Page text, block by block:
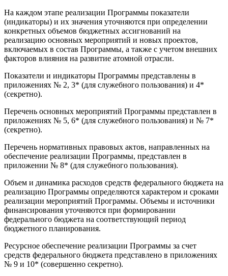
На каждом этапе реализации Программы показатели
(индикаторы) и их значения уточняются при определении
конкретных объемов бюджетных ассигнований на
реализацию основных мероприятий и новых проектов,
включаемых в состав Программы, а также с учетом внешних
факторов влияния на развитие атомной отрасли.
Показатели и индикаторы Программы представлены в
приложениях № 2, 3* (для служебного пользования) и 4*
(секретно).
Перечень основных мероприятий Программы представлен в
приложениях № 5, 6* (для служебного пользования) и № 7*
(секретно).
Перечень нормативных правовых актов, направленных на
обеспечение реализации Программы, представлен в
приложении № 8* (для служебного пользования).
Объем и динамика расходов средств федерального бюджета на
реализацию Программы определяются характером и сроками
реализации мероприятий Программы. Объемы и источники
финансирования уточняются при формировании
федерального бюджета на соответствующий период
бюджетного планирования.
Ресурсное обеспечение реализации Программы за счет
средств федерального бюджета представлено в приложениях
№ 9 и 10* (совершенно секретно).